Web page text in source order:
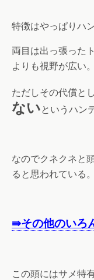
特徴はやっぱりハ
両目は出っ張った
よりも視野が広い。
ただしその代償とし
ないというハン
なのでクネクネと
ると思われている。
⇛その他のいろ
この頭にはサメ特